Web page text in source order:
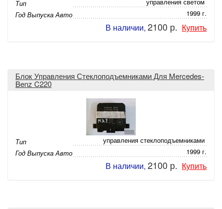
Тип
Год Выпуска Авто
1999 г.
В наличии, 2100 р. Купить
Блок Управления Стеклоподъемниками Для Mercedes-
Benz C220
Тип
управления стеклоподъемниками
Год Выпуска Авто
1999 г.
В наличии, 2100 р. Купить